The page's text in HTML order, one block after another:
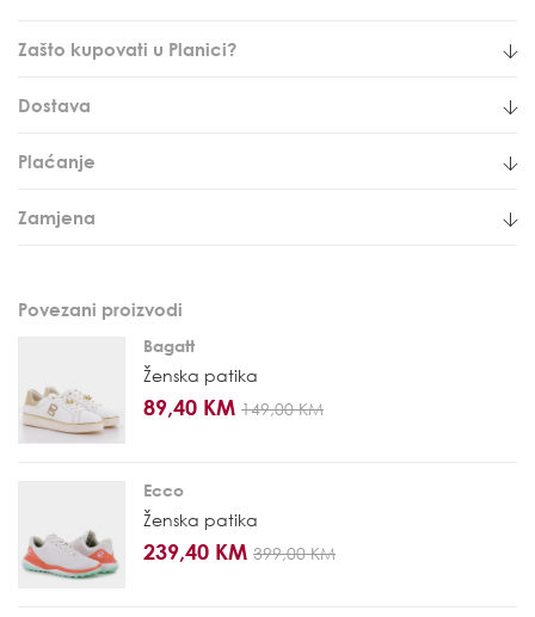
Zašto kupovati u Planici?
Dostava
Plaćanje
Zamjena
Povezani proizvodi
Bagatt
Ženska patika
89,40 KM 149,00 KM
Ecco
Ženska patika
239,40 KM 399,00 KM